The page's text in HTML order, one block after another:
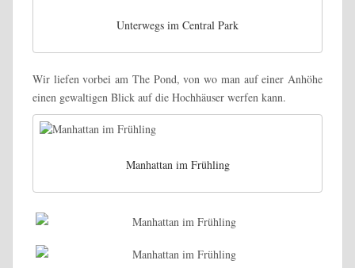
Unterwegs im Central Park
Wir liefen vorbei am The Pond, von wo man auf einer Anhöhe
einen gewaltigen Blick auf die Hochhäuser werfen kann.
Manhattan im Frühling